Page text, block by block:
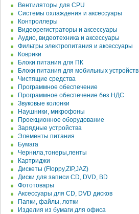
Вентиляторы для CPU
Системы охлаждения и аксессуары
Контроллеры
Видеорегистраторы и аксессуары
Аудио, видеотехника и аксессуары
Фильтры электропитания и аксессуары
Коврики
Блоки питания для ПК
Блоки питания для мобильных устройств
Чистящие средства
Программное обеспечение
Программное обеспечение без НДС
Звуковые колонки
Наушники, микрофоны
Проекционное оборудование
Зарядные устройства
Элементы питания
Бумага
Чернила,тонеры,ленты
Картриджи
Дискеты (Floppy,ZIP,JAZ)
Диски для записи CD, DVD, BD
Фототовары
Аксессуары для CD, DVD дисков
Папки, файлы, лотки
Изделия из бумаги для офиса